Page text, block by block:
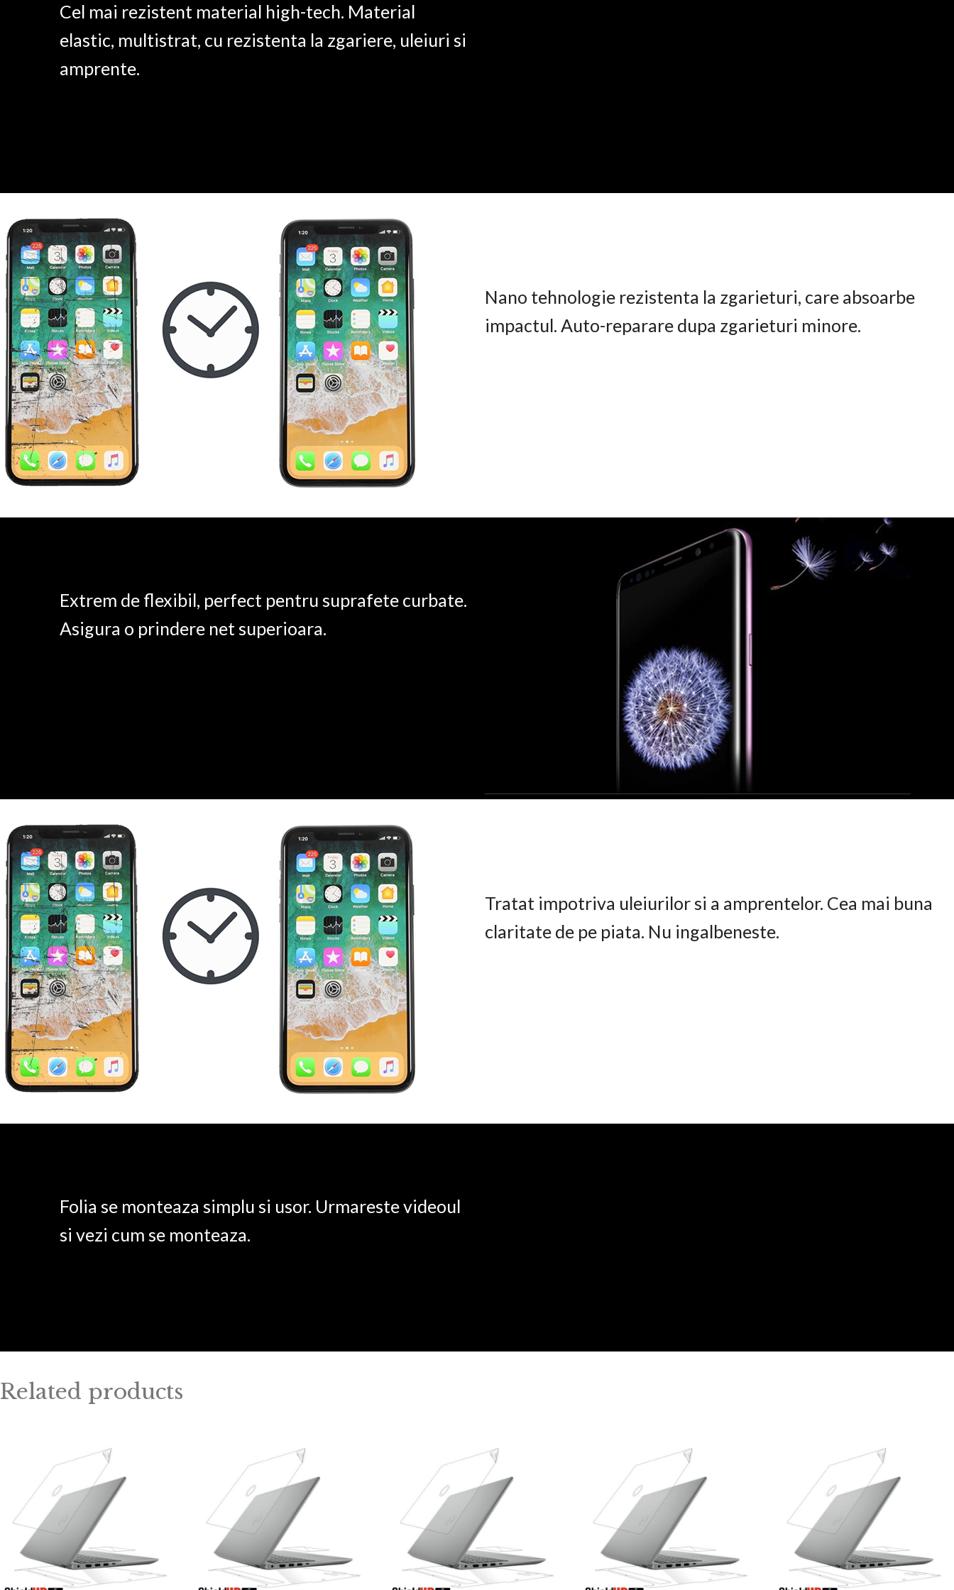
Cel mai rezistent material high-tech. Material
elastic, multistrat, cu rezistenta la zgariere, uleiuri si
amprente.
Nano tehnologie rezistenta la zgarieturi, care absoarbe
impactul. Auto-reparare dupa zgarieturi minore.
Extrem de flexibil, perfect pentru suprafete curbate.
Asigura o prindere net superioara.
Tratat impotriva uleiurilor si a amprentelor. Cea mai buna
claritate de pe piata. Nu ingalbeneste.
Folia se monteaza simplu si usor. Urmareste videoul
si vezi cum se monteaza.
Related products